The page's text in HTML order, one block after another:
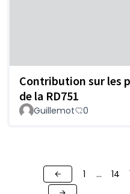
Contribution sur les
de la RD751
Guillemot 0
1 … 14